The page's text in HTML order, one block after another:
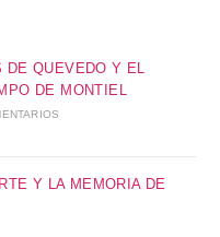
QUEVEDO Y EL
DE MONTIEL
Y LA MEMORIA DE